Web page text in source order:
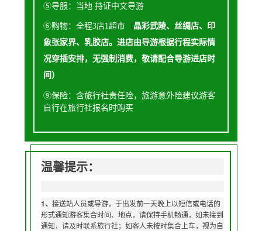
⑤导服：当地 持证中文导游
⑥购物：全程3店1超市 （晶彩武陵、丝绸店、印
象张家界、乳胶店。进店由导游根据行程实际情
况穿插安排，无强制消费，敬请配合导游进店时
间）
⑨保险：含旅行社责任险，旅游意外险建议游客
自行在旅行社报名时购买
温馨提示：
1、 接送站人员或导游，于出发前一天晚上以短信或电话的
形式通知游客集合时间、地点，请保持手机畅通，如未接到
通知，请及时联系旅行社；如客人未按时集合上车，视为自